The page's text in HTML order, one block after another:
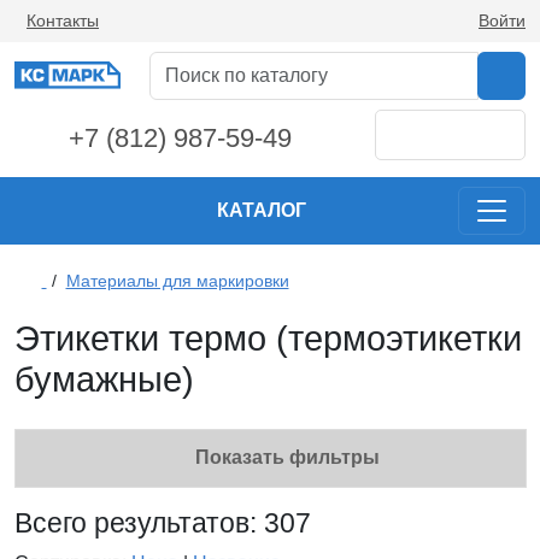
Контакты Войти
+7 (812) 987-59-49
КАТАЛОГ
/ Материалы для маркировки
Этикетки термо (термоэтикетки
бумажные)
Показать фильтры
Всего результатов: 307